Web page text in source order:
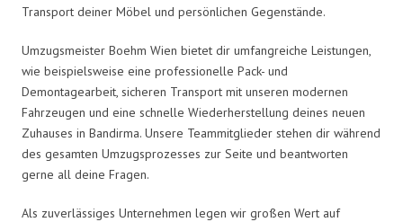
Transport deiner Möbel und persönlichen Gegenstände.
Umzugsmeister Boehm Wien bietet dir umfangreiche Leistungen,
wie beispielsweise eine professionelle Pack- und
Demontagearbeit, sicheren Transport mit unseren modernen
Fahrzeugen und eine schnelle Wiederherstellung deines neuen
Zuhauses in Bandirma. Unsere Teammitglieder stehen dir während
des gesamten Umzugsprozesses zur Seite und beantworten
gerne all deine Fragen.
Als zuverlässiges Unternehmen legen wir großen Wert auf